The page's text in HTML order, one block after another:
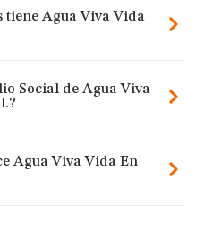
tiene Agua Viva Vida
Social de Agua Viva
Agua Viva Vida En